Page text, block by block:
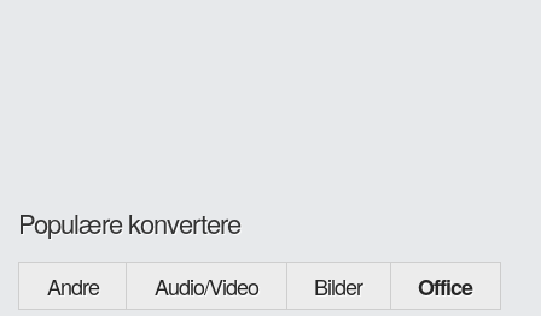
Populære konvertere
Andre Audio/Video Bilder Office